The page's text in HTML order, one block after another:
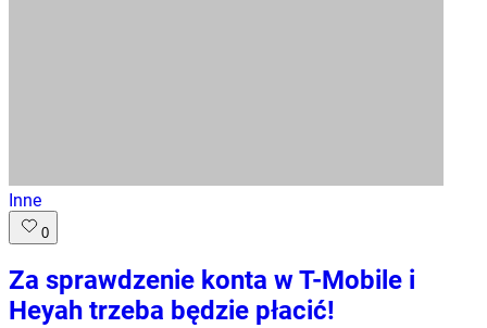
Inne
0
Za sprawdzenie konta w T-Mobile i
Heyah trzeba będzie płacić!